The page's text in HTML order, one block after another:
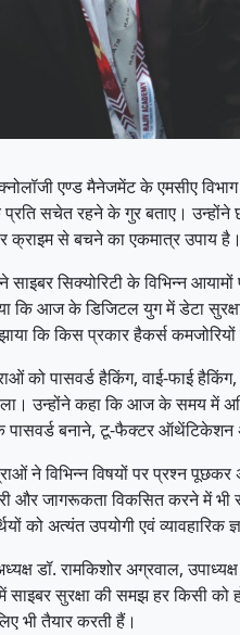
एण्ड मैनेजमेंट के एमसीए
सचेत रहने के गुर बताए। उन्होंने
क्राइम से बचने का एकमात्र उपाय है।
साइबर सिक्योरिटी के विभिन्न
कि आज के डिजिटल युग में डेटा
कि किस प्रकार हैकर्स
को पासवर्ड हैकिंग, वाई-फाई
उन्होंने कहा कि आज के समय में
पासवर्ड बनाने, टू-फैक्टर
ने विभिन्न विषयों पर प्रश्न
और जागरूकता विकसित करने
को अत्यंत उपयोगी एवं
डॉ. रामकिशोर अग्रवाल,
सुरक्षा की समझ हर किसी को
भी तैयार करती हैं।